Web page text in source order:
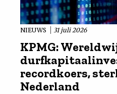
NIEUWS 31 juli 2026
KPMG:
recordkoers,
Nederland